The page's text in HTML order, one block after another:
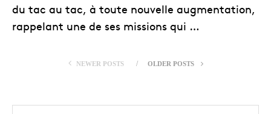
du tac au tac, à toute nouvelle augmentation,
rappelant une de ses missions qui …
NEWER POSTS OLDER POSTS